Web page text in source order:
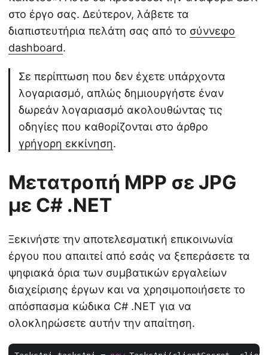
στο έργο σας. Δεύτερον, λάβετε τα
διαπιστευτήρια πελάτη σας από το σύννεφο
dashboard.
Σε περίπτωση που δεν έχετε υπάρχοντα
λογαριασμό, απλώς δημιουργήστε έναν
δωρεάν λογαριασμό ακολουθώντας τις
οδηγίες που καθορίζονται στο άρθρο
γρήγορη εκκίνηση.
Μετατροπή MPP σε JPG
με C# .NET
Ξεκινήστε την αποτελεσματική επικοινωνία
έργου που απαιτεί από εσάς να ξεπεράσετε τα
ψηφιακά όρια των συμβατικών εργαλείων
διαχείρισης έργων και να χρησιμοποιήσετε το
απόσπασμα κώδικα C# .NET για να
ολοκληρώσετε αυτήν την απαίτηση.